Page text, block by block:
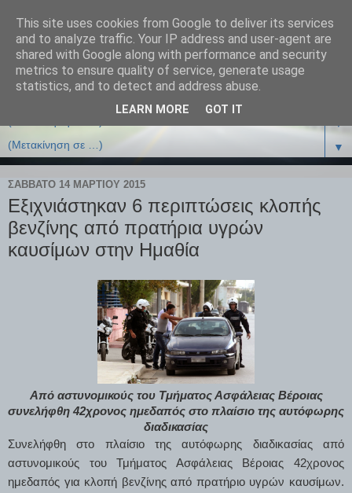
▼
▼
ΣΆΒΒΑΤΟ 14 ΜΑΡΤΊΟΥ 2015
Εξιχνιάστηκαν 6 περιπτώσεις κλοπής
βενζίνης από πρατήρια υγρών
καυσίμων στην Ημαθία
Από αστυνομικούς του Τμήματος Ασφάλειας Βέροιας
συνελήφθη 42χρονος ημεδαπός στο πλαίσιο της αυτόφωρης
διαδικασίας
Συνελήφθη στο πλαίσιο της αυτόφωρης διαδικασίας από
αστυνομικούς του Τμήματος Ασφάλειας Βέροιας 42χρονος
ημεδαπός για κλοπή βενζίνης από πρατήριο υγρών καυσίμων.
This site uses cookies from Google to deliver its services
and to analyze traffic. Your IP address and user-agent are
shared with Google along with performance and security
metrics to ensure quality of service, generate usage
statistics, and to detect and address abuse.
LEARN MORE GOT IT